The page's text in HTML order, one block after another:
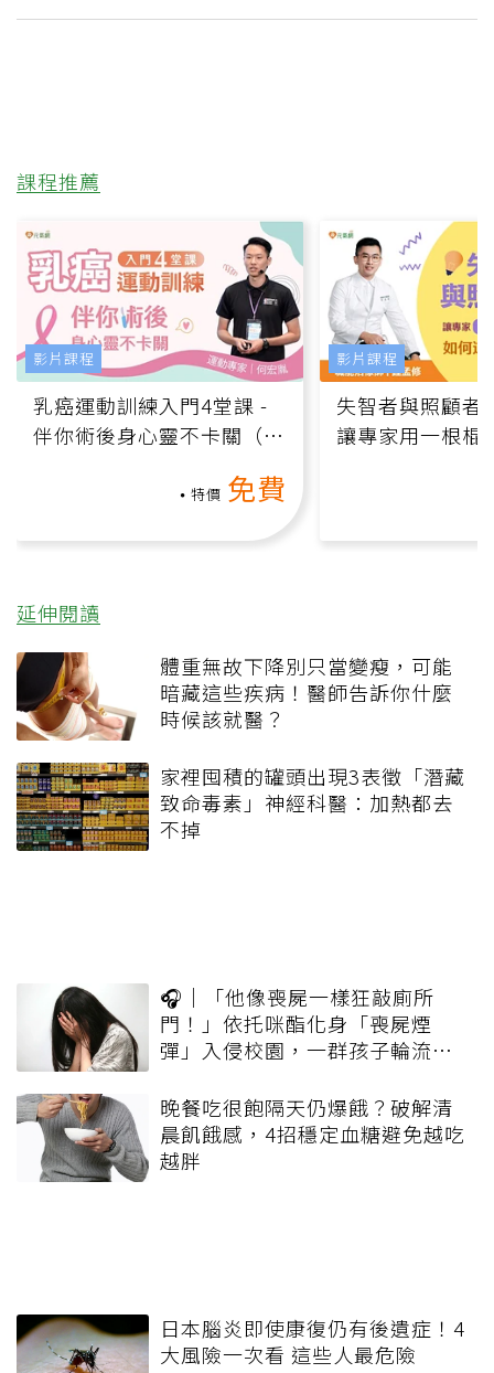
課程推薦
乳癌運動訓練入門4堂課 -
伴你術後身心靈不卡關（線
特價 免費
影片課程
失智者與照顧者
讓專家用一根棍
影片課程
延伸閱讀
體重無故下降別只當變瘦，可能
暗藏這些疾病！醫師告訴你什麼
時候該就醫？
家裡囤積的罐頭出現3表徵「潛藏
致命毒素」神經科醫：加熱都去
不掉
🎧｜「他像喪屍一樣狂敲廁所
門！」依托咪酯化身「喪屍煙
彈」入侵校園，一群孩子輪流吸
晚餐吃很飽隔天仍爆餓？破解清
晨飢餓感，4招穩定血糖避免越吃
越胖
日本腦炎即使康復仍有後遺症！4
大風險一次看 這些人最危險